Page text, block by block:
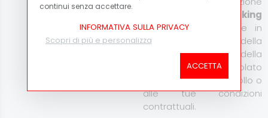
tracking
codeper monitorare in
tempo reale lo stato della
consegna. Il costo della
spedizione viene calcolato
in base al peso del collo o
alle tue condizioni
contrattuali.
continui senza accettare.
INFORMATIVA SULLA PRIVACY
Scopri di più e personalizza
ACCETTA